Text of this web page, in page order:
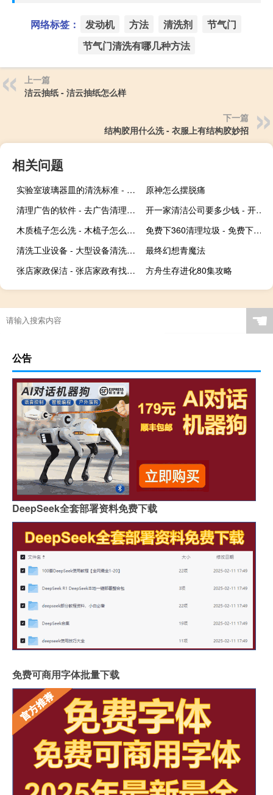
网络标签： 发动机 方法 清洗剂
节气门
节气门清洗有哪几种方法
上一篇
洁云抽纸 - 洁云抽纸怎么样
下一篇
结构胶用什么洗 - 衣服上有结构胶妙招
相关问题
实验室玻璃器皿的清洗标准 - 玻璃器皿清洁标准
原神怎么摆脱痛
清理广告的软件 - 去广告清理软件
开一家清洁公司要多少钱 - 开一个小型保洁公司多少钱
木质梳子怎么洗 - 木梳子怎么保养
免费下360清理垃圾 - 免费下载360清理大师
清洗工业设备 - 大型设备清洗公司
最终幻想青魔法
张店家政保洁 - 张店家政有找护工的吗
方舟生存进化80集攻略
☚
公告
DeepSeek全套部署资料免费下载
免费可商用字体批量下载